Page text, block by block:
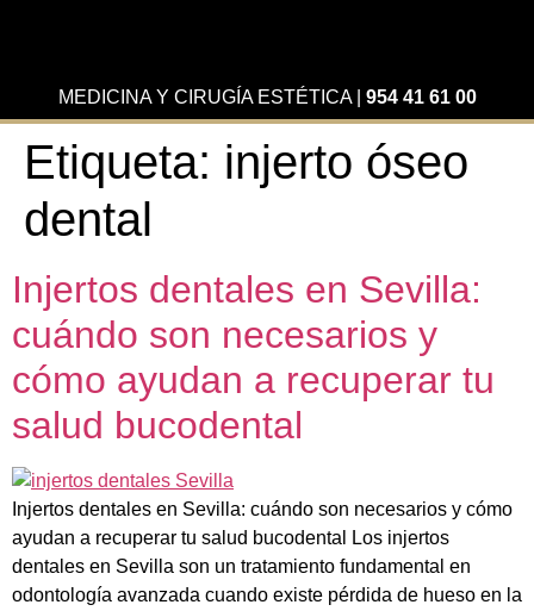
MEDICINA Y CIRUGÍA ESTÉTICA| 954 41 61 00
Etiqueta: injerto óseo
dental
Injertos dentales en Sevilla:
cuándo son necesarios y
cómo ayudan a recuperar tu
salud bucodental
Injertos dentales en Sevilla: cuándo son necesarios y cómo
ayudan a recuperar tu salud bucodental Los injertos
dentales en Sevilla son un tratamiento fundamental en
odontología avanzada cuando existe pérdida de hueso en la